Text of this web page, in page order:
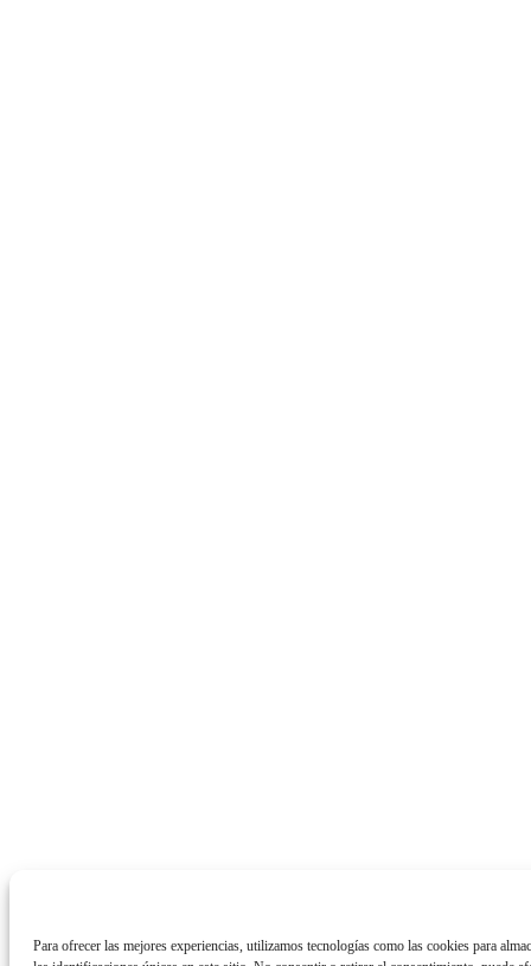
Para ofrecer las mejores experiencias, utilizamos tecnologías como las cookies para